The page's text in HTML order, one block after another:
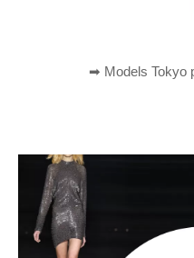
➡︎ Models Tokyo